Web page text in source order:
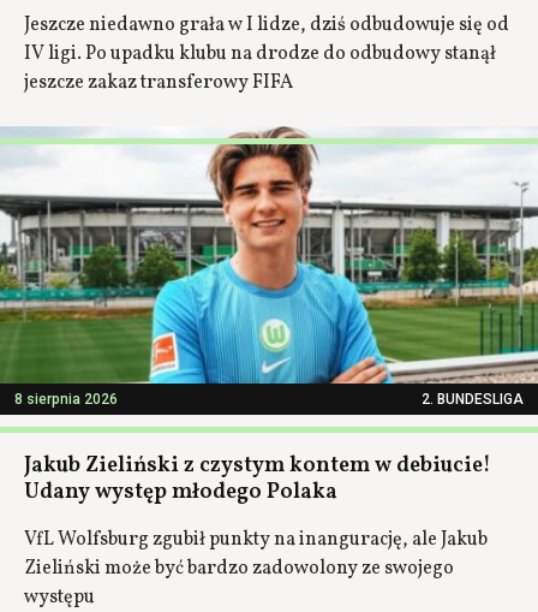
Jeszcze niedawno grała w I lidze, dziś odbudowuje się od
IV ligi. Po upadku klubu na drodze do odbudowy stanął
jeszcze zakaz transferowy FIFA
8 sierpnia 2026 2. BUNDESLIGA
Jakub Zieliński z czystym kontem w debiucie!
Udany występ młodego Polaka
VfL Wolfsburg zgubił punkty na inangurację, ale Jakub
Zieliński może być bardzo zadowolony ze swojego
występu